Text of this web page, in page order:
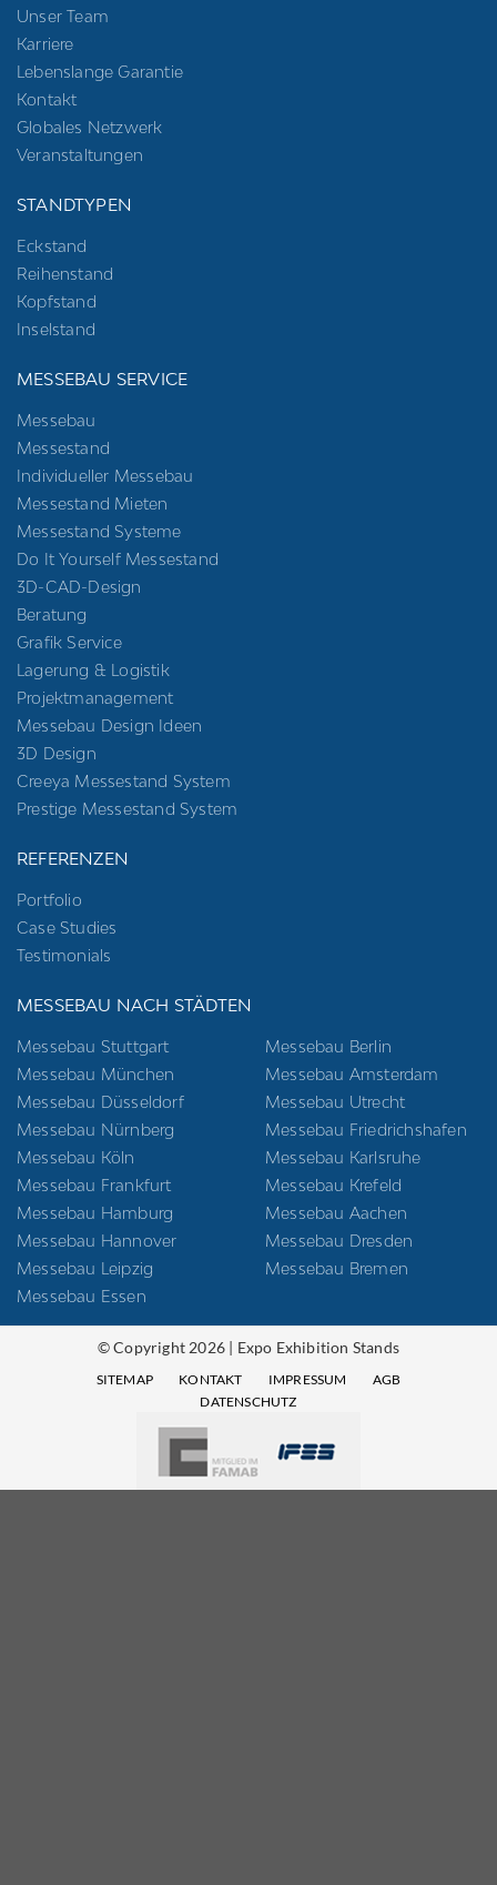
Unser Team
Karriere
Lebenslange Garantie
Kontakt
Globales Netzwerk
Veranstaltungen
STANDTYPEN
Eckstand
Reihenstand
Kopfstand
Inselstand
MESSEBAU SERVICE
Messebau
Messestand
Individueller Messebau
Messestand Mieten
Messestand Systeme
Do It Yourself Messestand
3D-CAD-Design
Beratung
Grafik Service
Lagerung & Logistik
Projektmanagement
Messebau Design Ideen
3D Design
Creeya Messestand System
Prestige Messestand System
REFERENZEN
Portfolio
Case Studies
Testimonials
MESSEBAU NACH STÄDTEN
Messebau Stuttgart
Messebau München
Messebau Düsseldorf
Messebau Nürnberg
Messebau Köln
Messebau Frankfurt
Messebau Hamburg
Messebau Hannover
Messebau Leipzig
Messebau Essen
Messebau Berlin
Messebau Amsterdam
Messebau Utrecht
Messebau Friedrichshafen
Messebau Karlsruhe
Messebau Krefeld
Messebau Aachen
Messebau Dresden
Messebau Bremen
© Copyright 2026 | Expo Exhibition Stands
SITEMAP KONTAKT IMPRESSUM
AGB
DATENSCHUTZ